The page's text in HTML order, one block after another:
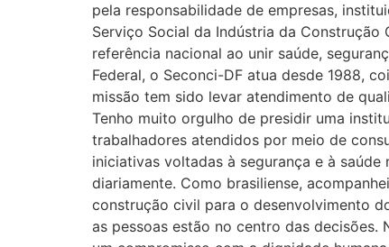
pela responsabilidade de empresas,
Serviço Social da Indústria da
referência nacional ao unir saúde,
Federal, o Seconci-DF atua desde 1988,
missão tem sido levar atendimento de
Tenho muito orgulho de presidir uma
trabalhadores atendidos por meio de
iniciativas voltadas à segurança e à
diariamente. Como brasiliense,
construção civil para o desenvolvimento
as pessoas estão no centro das decisões.